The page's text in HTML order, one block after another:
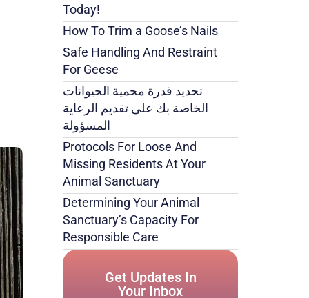
Today!
How To Trim a Goose’s Nails
Safe Handling And Restraint
For Geese
تحديد قدرة محمية الحيوانات
الخاصة بك على تقديم الرعاية
المسؤولة
Protocols For Loose And
Missing Residents At Your
Animal Sanctuary
Determining Your Animal
Sanctuary’s Capacity For
Responsible Care
Get Updates In
Your Inbox